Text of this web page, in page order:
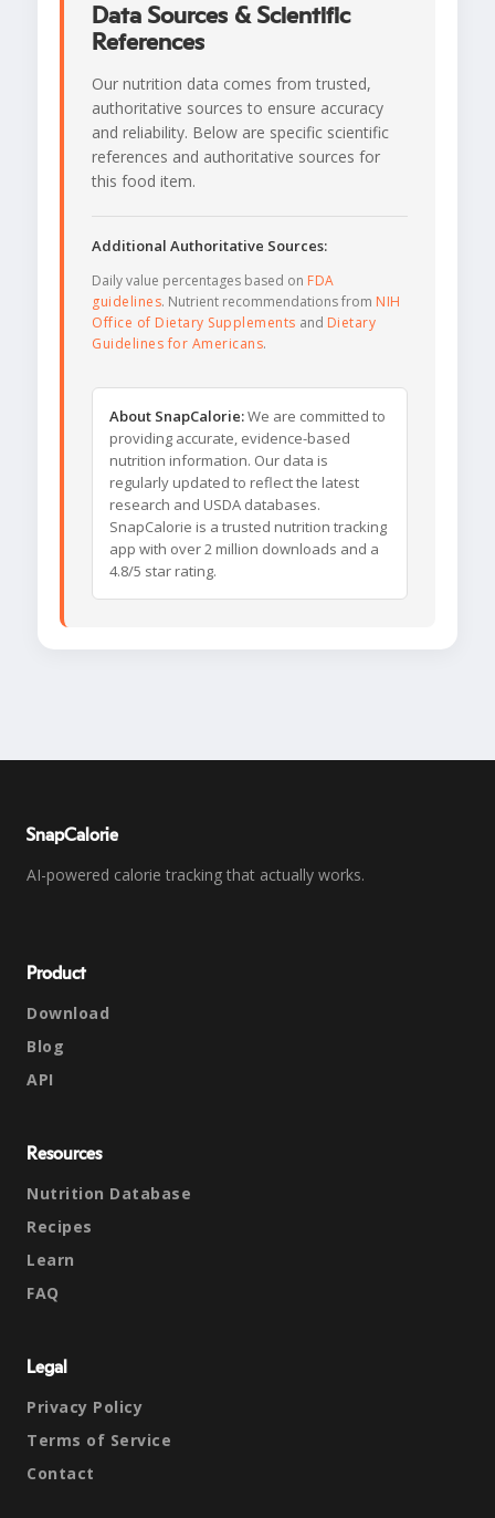
Data Sources & Scientific
References
Our nutrition data comes from trusted,
authoritative sources to ensure accuracy
and reliability. Below are specific scientific
references and authoritative sources for
this food item.
Additional Authoritative Sources:
Daily value percentages based on FDA
guidelines. Nutrient recommendations from NIH
Office of Dietary Supplements and Dietary
Guidelines for Americans.
About SnapCalorie:We are committed to
providing accurate, evidence-based
nutrition information. Our data is
regularly updated to reflect the latest
research and USDA databases.
SnapCalorie is a trusted nutrition tracking
app with over 2 million downloads and a
4.8/5 star rating.
SnapCalorie
AI-powered calorie tracking that actually works.
Product
Download
Blog
API
Resources
Nutrition Database
Recipes
Learn
FAQ
Legal
Privacy Policy
Terms of Service
Contact